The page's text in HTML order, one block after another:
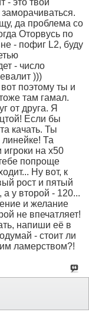
да проблема со
Оторвусь по
- пофиг L2, буду
- число
)))
поэтому ты и
там гамал.
от друга. Я
Если бы
качать. Ты
Та
на х50
попроще
Ну вот, к
рост и пятый
у второй - 120...
и желание
не впечатляет!
напиши её в
- стоит ли
ламерством?!